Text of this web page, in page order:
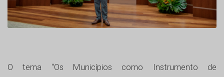
O tema “Os Municípios como Instrumento de